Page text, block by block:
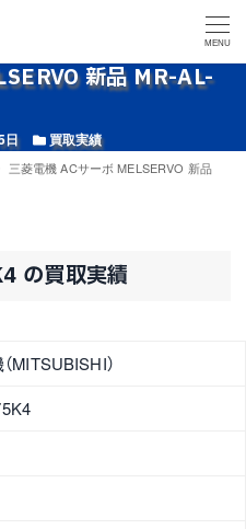
MENU
新品 MR-AL-
日 カテゴリー
買取実績
三菱電機 ACサーボ MELSERVO 新品
の買取実績
MITSUBISHI）